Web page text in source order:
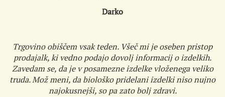
Darko
Trgovino obiščem vsak teden. Všeč mi je oseben pristop
prodajalk, ki vedno podajo dovolj informacij o izdelkih.
Zavedam se, da je v posamezne izdelke vloženega veliko
truda. Mož meni, da biološko pridelani izdelki niso nujno
najokusnejši, so pa zato bolj zdravi.